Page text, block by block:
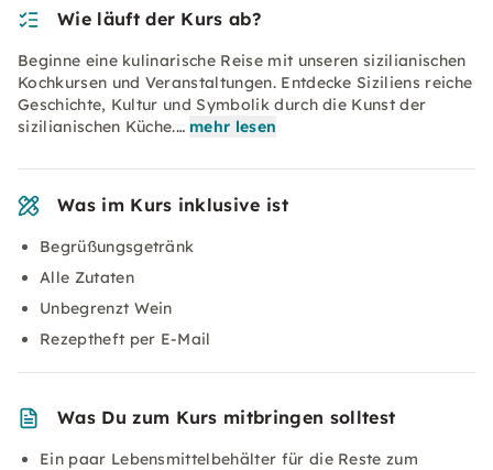
Wie läuft der Kurs ab?
Beginne eine kulinarische Reise mit unseren sizilianischen
Kochkursen und Veranstaltungen. Entdecke Siziliens reiche
Geschichte, Kultur und Symbolik durch die Kunst der
sizilianischen Küche.… mehr lesen
Was im Kurs inklusive ist
Begrüßungsgetränk
Alle Zutaten
Unbegrenzt Wein
Rezeptheft per E-Mail
Was Du zum Kurs mitbringen solltest
Ein paar Lebensmittelbehälter für die Reste zum